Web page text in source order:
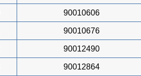
90010606
90010676
90012490
90012864